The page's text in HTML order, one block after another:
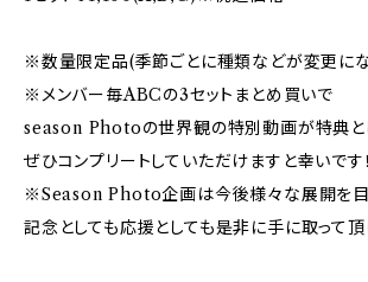
※数量限定品(季節ごとに種類などが変更に
※メンバー毎ABCの3セットまとめ買いで
season Photoの世界観の特別動画が特典と
ぜひコンプリートしていただけますと幸いです！
※Season Photo企画は今後様々な展開を目
記念としても応援としても是非に手に取って頂